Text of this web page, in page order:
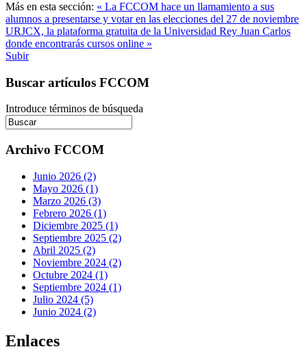
Más en esta sección: « La FCCOM hace un llamamiento a sus
alumnos a presentarse y votar en las elecciones del 27 de noviembre
URJCX, la plataforma gratuita de la Universidad Rey Juan Carlos
donde encontrarás cursos online »
Subir
Buscar artículos FCCOM
Introduce términos de búsqueda
Archivo FCCOM
Junio 2026 (2)
Mayo 2026 (1)
Marzo 2026 (3)
Febrero 2026 (1)
Diciembre 2025 (1)
Septiembre 2025 (2)
Abril 2025 (2)
Noviembre 2024 (2)
Octubre 2024 (1)
Septiembre 2024 (1)
Julio 2024 (5)
Junio 2024 (2)
Enlaces